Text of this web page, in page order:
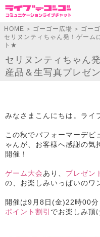
HOME > ゴーゴー広場 > ゴー
セリヌンティちゃん発！ゲーム
ト★
セリヌンティちゃん
産品＆生写真プレゼ
みなさまこんにちは。ライ
この秋でパフォーマーデビ
ゃんが、お客様へ感謝の気
開催！
ゲーム大会あり、 プレゼン
の、お楽しみいっぱいのワ
開催は9月8日(金)22時00分
ポイント割引 でお楽しみ頂